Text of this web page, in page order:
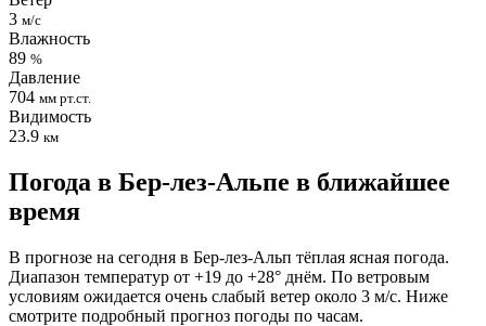
3 м/с
Влажность
89 %
Давление
704 мм рт.ст.
Видимость
23.9 км
Погода в Бер-лез-Альпе в ближайшее
время
В прогнозе на сегодня в Бер-лез-Альп тёплая ясная погода.
Диапазон температур от +19 до +28° днём. По ветровым
условиям ожидается очень слабый ветер около 3 м/с. Ниже
смотрите подробный прогноз погоды по часам.